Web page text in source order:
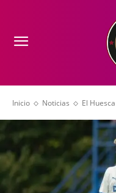
Inicio Noticias El